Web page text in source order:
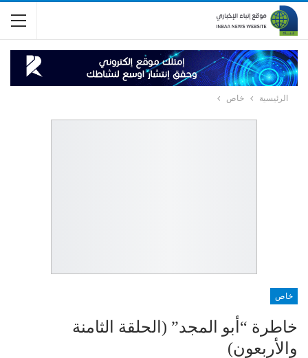
الرئيسية خاص
خاص
خاطرة “أبو المجد” (الحلقة الثامنة
والأربعون)